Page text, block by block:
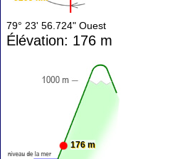
79° 23' 56.724" Ouest
Élévation: 176 m
176 m